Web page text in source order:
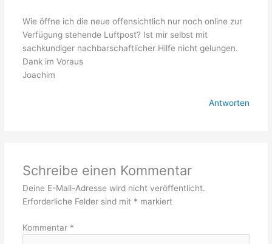
Wie öffne ich die neue offensichtlich nur noch online zur
Verfügung stehende Luftpost? Ist mir selbst mit
sachkundiger nachbarschaftlicher Hilfe nicht gelungen.
Dank im Voraus
Joachim
Antworten
Schreibe einen Kommentar
Deine E-Mail-Adresse wird nicht veröffentlicht.
Erforderliche Felder sind mit * markiert
Kommentar *